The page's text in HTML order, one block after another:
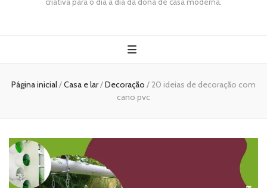
Página inicial/Casa e lar/Decoração / 20 ideias de decoração com
cano pvc